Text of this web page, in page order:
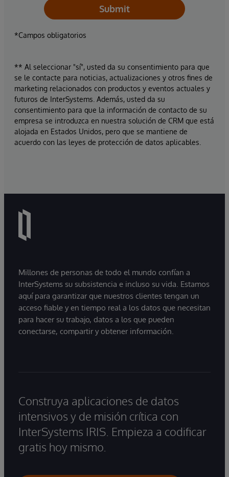
Submit
*Campos obligatorios
** Al seleccionar "sí", usted da su consentimiento para que
se le contacte para noticias, actualizaciones y otros fines de
marketing relacionados con productos y eventos actuales y
futuros de InterSystems. Además, usted da su
consentimiento para que la información de contacto de su
empresa se introduzca en nuestra solución de CRM que está
alojada en Estados Unidos, pero que se mantiene de
acuerdo con las leyes de protección de datos aplicables.
Millones de personas de todo el mundo confían a
InterSystems su subsistencia e incluso su vida. Estamos
aquí para garantizar que nuestros clientes tengan un
acceso fiable y en tiempo real a los datos que necesitan
para hacer su trabajo, datos a los que pueden
conectarse, compartir y obtener información.
Construya aplicaciones de datos
intensivos y de misión crítica con
InterSystems IRIS. Empieza a codificar
gratis hoy mismo.